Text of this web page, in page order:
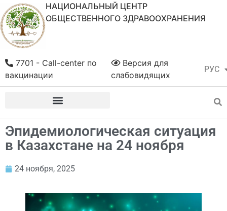
НАЦИОНАЛЬНЫЙ ЦЕНТР
ОБЩЕСТВЕННОГО ЗДРАВООХРАНЕНИЯ
РУС
ҚАЗ
Версия для
слабовидящих
7701 - Call-center по
вакцинации
Эпидемиологическая ситуация
в Казахстане на 24 ноября
24 ноября, 2025